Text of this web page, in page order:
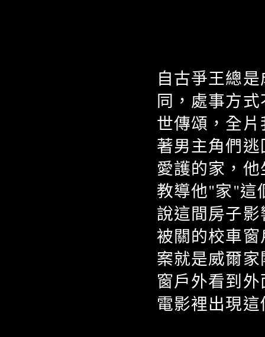
自古爭王總
同，處事方
世傳頌，全
著男主角們
愛護的家，
教導他"家"這
說這間房子
被關的校車
案就是威爾
窗戶外看到
電影裡出現